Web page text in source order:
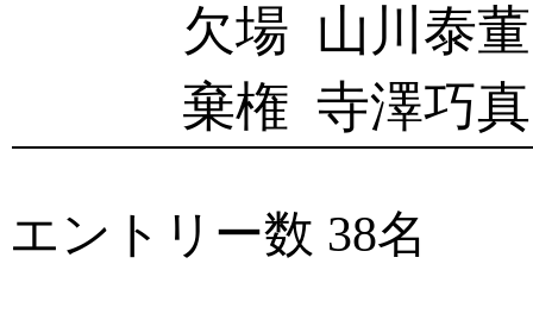
欠場 山川泰董
棄権 寺澤巧真
エントリー数 38名